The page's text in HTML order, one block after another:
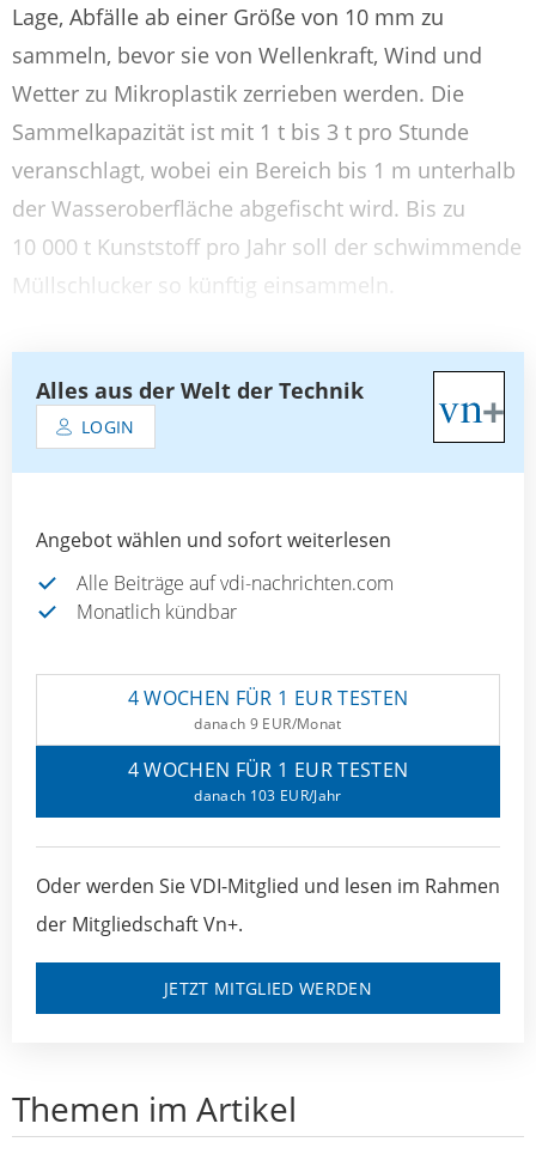
Lage, Abfälle ab einer Größe von 10 mm zu
sammeln, bevor sie von Wellenkraft, Wind und
Wetter zu Mikroplastik zerrieben werden. Die
Sammelkapazität ist mit 1 t bis 3 t pro Stunde
veranschlagt, wobei ein Bereich bis 1 m unterhalb
der Wasseroberfläche abgefischt wird. Bis zu
10 000 t Kunststoff pro Jahr soll der schwimmende
Müllschlucker so künftig einsammeln.
Alles aus der Welt der Technik
LOGIN
Angebot wählen und sofort weiterlesen
Alle Beiträge auf vdi-nachrichten.com
Monatlich kündbar
4 WOCHEN FÜR 1 EUR TESTEN
danach 9 EUR/Monat
4 WOCHEN FÜR 1 EUR TESTEN
danach 103 EUR/Jahr
Oder werden Sie VDI-Mitglied und lesen im Rahmen
der Mitgliedschaft Vn+.
JETZT MITGLIED WERDEN
Themen im Artikel